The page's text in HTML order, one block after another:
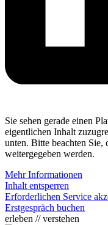
Sie sehen gerade einen
eigentlichen Inhalt
unten. Bitte beachten Sie,
weitergegeben werden.
Mehr Informationen
Inhalt entsperren
Erforderlichen Service
Erstgespräch buchen
erleben // verstehen